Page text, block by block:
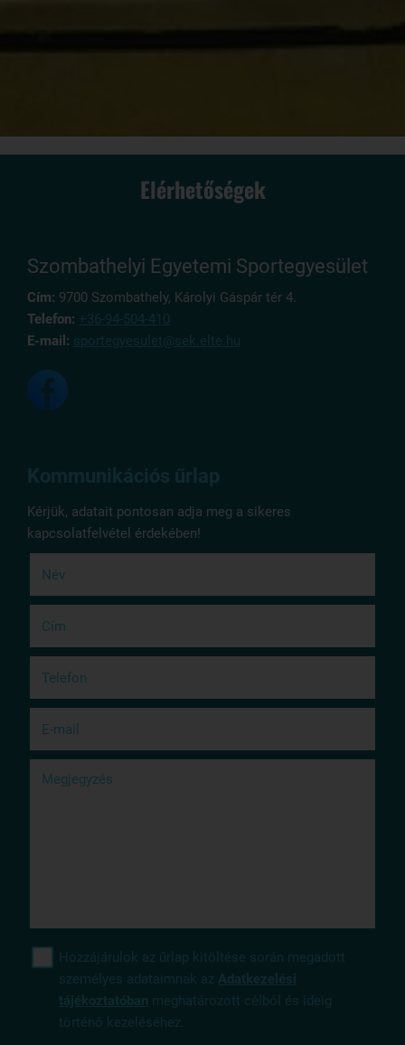
Elérhetőségek
Szombathelyi Egyetemi Sportegyesület
Cím: 9700 Szombathely, Károlyi Gáspár tér 4.
Telefon:
E-mail:
Kérjük, adatait pontosan adja meg a sikeres
kapcsolatfelvétel érdekében!
Név
Cím
Telefon
E-mail
Megjegyzés